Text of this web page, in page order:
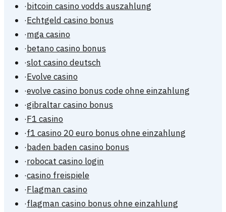
·bitcoin casino vodds auszahlung
·Echtgeld casino bonus
·mga casino
·betano casino bonus
·slot casino deutsch
·Evolve casino
·evolve casino bonus code ohne einzahlung
·gibraltar casino bonus
·F1 casino
·f1 casino 20 euro bonus ohne einzahlung
·baden baden casino bonus
·robocat casino login
·casino freispiele
·Flagman casino
·flagman casino bonus ohne einzahlung